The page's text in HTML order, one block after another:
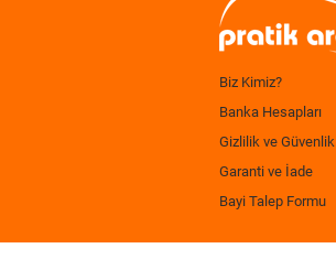
Biz Kimiz?
Banka Hesapları
Gizlilik ve Güvenlik
Garanti ve İade
Bayi Talep Formu